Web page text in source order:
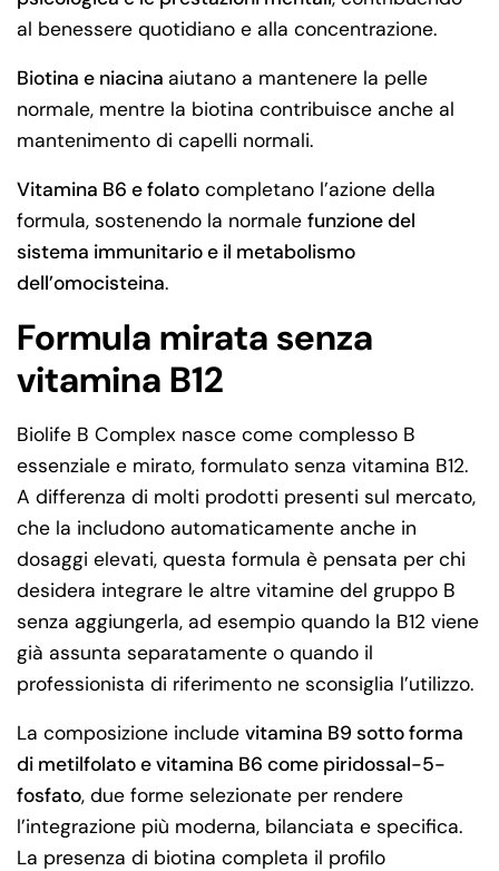
al benessere quotidiano e alla concentrazione.
Biotina e niacina aiutano a mantenere la pelle
normale, mentre la biotina contribuisce anche al
mantenimento di capelli normali.
Vitamina B6 e folato completano l’azione della
formula, sostenendo la normale funzione del
sistema immunitario e il metabolismo
dell’omocisteina.
Formula mirata senza
vitamina B12
Biolife B Complex nasce come complesso B
essenziale e mirato, formulato senza vitamina B12.
A differenza di molti prodotti presenti sul mercato,
che la includono automaticamente anche in
dosaggi elevati, questa formula è pensata per chi
desidera integrare le altre vitamine del gruppo B
senza aggiungerla, ad esempio quando la B12 viene
già assunta separatamente o quando il
professionista di riferimento ne sconsiglia l’utilizzo.
La composizione include vitamina B9 sotto forma
di metilfolato e vitamina B6 come piridossal-5-
fosfato, due forme selezionate per rendere
l’integrazione più moderna, bilanciata e specifica.
La presenza di biotina completa il profilo